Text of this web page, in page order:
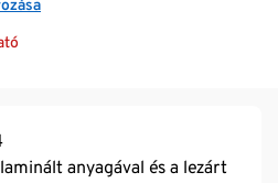
anyagával és a lezárt